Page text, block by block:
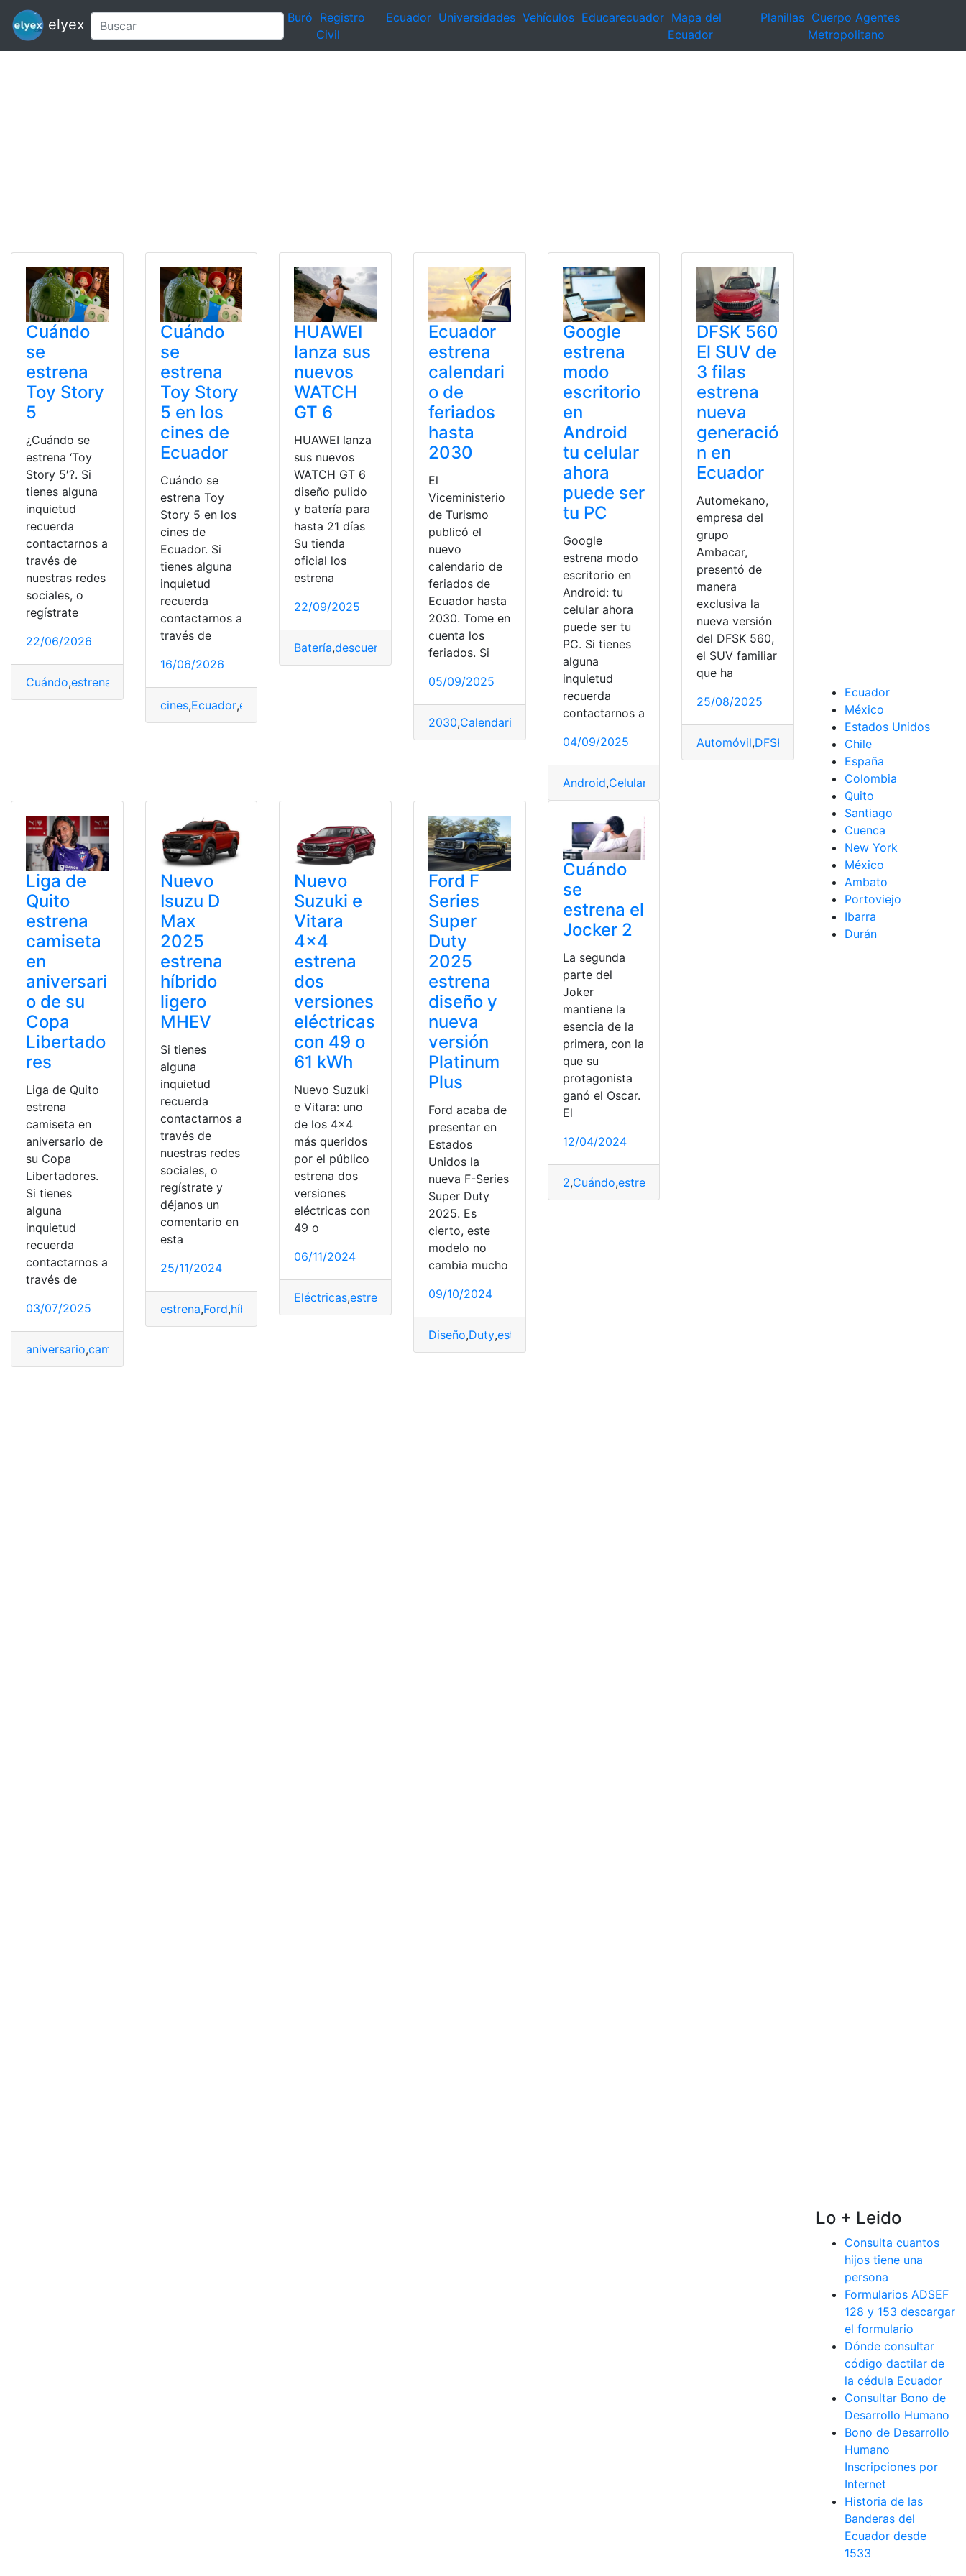
elyex Buró Registro
Civil
Ecuador Universidades Vehículos Educarecuador Mapa del
Ecuador
Planillas Cuerpo Agentes
Metropolitano
Cuándo
se
estrena
Toy Story
5
¿Cuándo se
estrena ‘Toy
Story 5′?. Si
tienes alguna
inquietud
recuerda
contactarnos a
través de
nuestras redes
sociales, o
regístrate
22/06/2026
Cuándo,estrena
Cuándo
se
estrena
Toy Story
5 en los
cines de
Ecuador
Cuándo se
estrena Toy
Story 5 en los
cines de
Ecuador. Si
tienes alguna
inquietud
recuerda
contactarnos a
través de
16/06/2026
cines,Ecuador,estrena
HUAWEI
lanza sus
nuevos
WATCH
GT 6
HUAWEI lanza
sus nuevos
WATCH GT 6
diseño pulido
y batería para
hasta 21 días
Su tienda
oficial los
estrena
22/09/2025
Batería,descuentazo Diseño,estrena, Watch
Ecuador
estrena
calendari
o de
feriados
hasta
2030
El
Viceministerio
de Turismo
publicó el
nuevo
calendario de
feriados de
Ecuador hasta
2030. Tome en
cuenta los
feriados. Si
05/09/2025
2030,Calendario Ecuador estrena Feriados
Google
estrena
modo
escritorio
en
Android
tu celular
ahora
puede ser
tu PC
Google
estrena modo
escritorio en
Android: tu
celular ahora
puede ser tu
PC. Si tienes
alguna
inquietud
recuerda
contactarnos a
04/09/2025
Android,Celular
DFSK 560
El SUV de
3 filas
estrena
nueva
generació
n en
Ecuador
Automekano,
empresa del
grupo
Ambacar,
presentó de
manera
exclusiva la
nueva versión
del DFSK 560,
el SUV familiar
que ha
25/08/2025
Automóvil,DFSK DFSK 560 Ecuador
Liga de
Quito
estrena
camiseta
en
aniversari
o de su
Copa
Libertado
res
Liga de Quito
estrena
camiseta en
aniversario de
su Copa
Libertadores.
Si tienes
alguna
inquietud
recuerda
contactarnos a
través de
03/07/2025
aniversario,camiseta
Nuevo
Isuzu D
Max
2025
estrena
híbrido
ligero
MHEV
Si tienes
alguna
inquietud
recuerda
contactarnos a
través de
nuestras redes
sociales, o
regístrate y
déjanos un
comentario en
esta
25/11/2024
estrena,Ford,híbrido Max
Nuevo
Suzuki e
Vitara
4×4
estrena
dos
versiones
eléctricas
con 49 o
61 kWh
Nuevo Suzuki
e Vitara: uno
de los 4×4
más queridos
por el público
estrena dos
versiones
eléctricas con
49 o
06/11/2024
Eléctricas,estrena Suzuki,versiones
Ford F
Series
Super
Duty
2025
estrena
diseño y
nueva
versión
Platinum
Plus
Ford acaba de
presentar en
Estados
Unidos la
nueva F-Series
Super Duty
2025. Es
cierto, este
modelo no
cambia mucho
09/10/2024
Diseño,Duty,estrena
Cuándo
se
estrena el
Jocker 2
La segunda
parte del
Joker
mantiene la
esencia de la
primera, con la
que su
protagonista
ganó el Oscar.
El
12/04/2024
2,Cuándo,estrena
Ecuador
México
Estados Unidos
Chile
España
Colombia
Quito
Santiago
Cuenca
New York
México
Ambato
Portoviejo
Ibarra
Durán
Lo + Leido
Consulta cuantos
hijos tiene una
persona
Formularios ADSEF
128 y 153 descargar
el formulario
Dónde consultar
código dactilar de
la cédula Ecuador
Consultar Bono de
Desarrollo Humano
Bono de Desarrollo
Humano
Inscripciones por
Internet
Historia de las
Banderas del
Ecuador desde
1533